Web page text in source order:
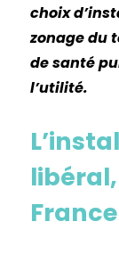
choix
zonage du
de santé
l’utilité.